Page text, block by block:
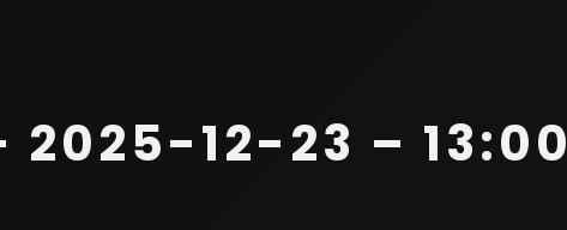
– 2025-12-23 – 13:00